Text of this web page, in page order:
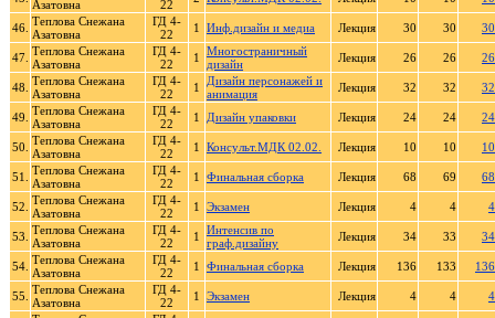
Азатовна
22
46. Теплова Снежана
Азатовна
ГД 4-
22
1 Инф.дизайн и медиа Лекция 30 30 30
47. Теплова Снежана
Азатовна
ГД 4-
22
1
Многостраничный
дизайн
Лекция 26 26 26
48. Теплова Снежана
Азатовна
ГД 4-
22
1
Дизайн персонажей и
анимация
Лекция 32 32 32
49. Теплова Снежана
Азатовна
ГД 4-
22
1 Дизайн упаковки Лекция 24 24 24
50. Теплова Снежана
Азатовна
ГД 4-
22
1 Консульт.МДК 02.02. Лекция 10 10 10
51.
Теплова Снежана
Азатовна
ГД 4-
22
1 Финальная сборка Лекция 68 69 68
52. Теплова Снежана
Азатовна
ГД 4-
22
1 Экзамен Лекция 4 4 4
53. Теплова Снежана
Азатовна
ГД 4-
22
1
Интенсив по
граф.дизайну
Лекция 34 33 34
54. Теплова Снежана
Азатовна
ГД 4-
22
1 Финальная сборка Лекция 136 133 136
55. Теплова Снежана
Азатовна
ГД 4-
22
1 Экзамен Лекция 4 4
4